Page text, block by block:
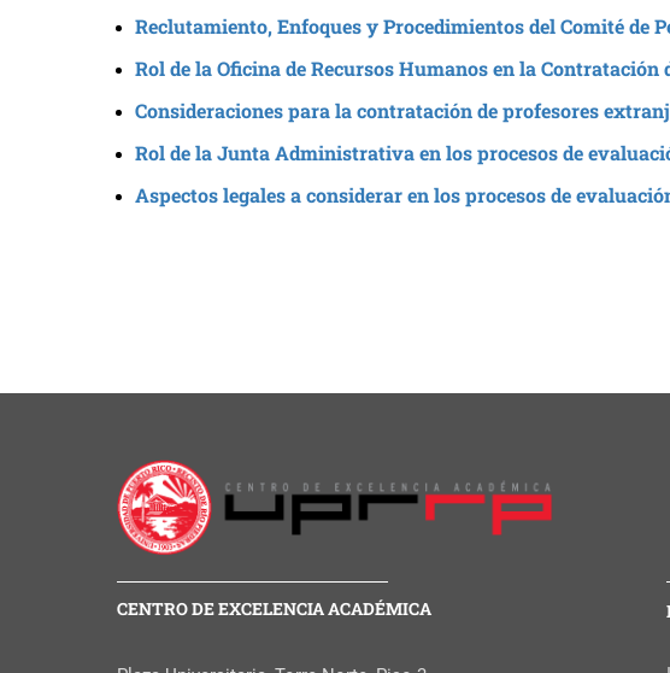
Reclutamiento, Enfoques y Procedimientos del Comité de
Rol de la Oficina de Recursos Humanos en la Contratación
Consideraciones para la contratación de profesores
Rol de la Junta Administrativa en los procesos de
Aspectos legales a considerar en los procesos de
CENTRO DE EXCELENCIA ACADÉMICA